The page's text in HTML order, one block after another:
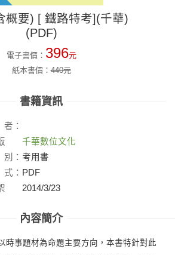
概要) [ 鐵路特考](千華)
(PDF)
電子書價： 396元
紙本書價：440元
書籍資訊
者：
千華數位文化
別： 考用書
式： PDF
2014/3/23
內容簡介
時事題材為命題主要方向，本書特針對此